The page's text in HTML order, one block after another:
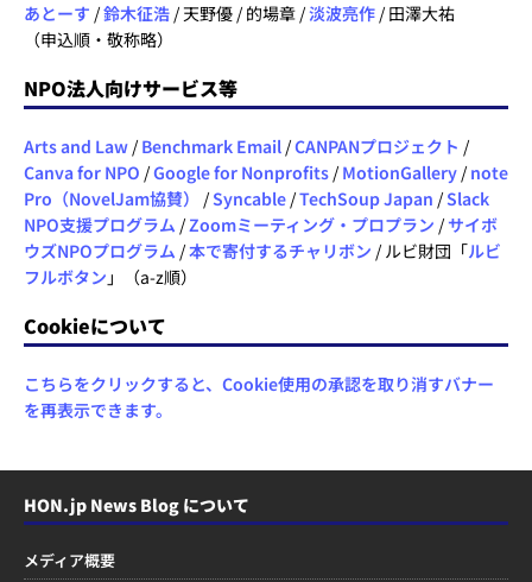
あとーす /鈴木征浩 / 天野優 / 的場章 /淡波亮作 / 田澤大祐
（申込順・敬称略）
NPO法人向けサービス等
Arts and Law / Benchmark Email /CANPANプロジェクト /
Canva for NPO /Google for Nonprofits / MotionGallery / note
Pro（NovelJam協賛）
/Syncable /TechSoup Japan /Slack
NPO支援プログラム /Zoomミーティング・プロプラン /サイボ
ウズNPOプログラム /本で寄付するチャリボン / ルビ財団「ルビ
フルボタン 」（a-z順）
Cookieについて
こちらをクリックすると、Cookie使用の承認を取り消すバナー
を再表示できます。
HON.jp News Blog について
メディア概要